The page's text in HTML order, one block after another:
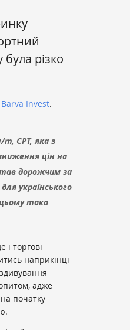
була різко
Barva Invest.
т, СРТ, яка з
цін на
дорожчим за
українського
така
торгові
наприкінці
адже
початку